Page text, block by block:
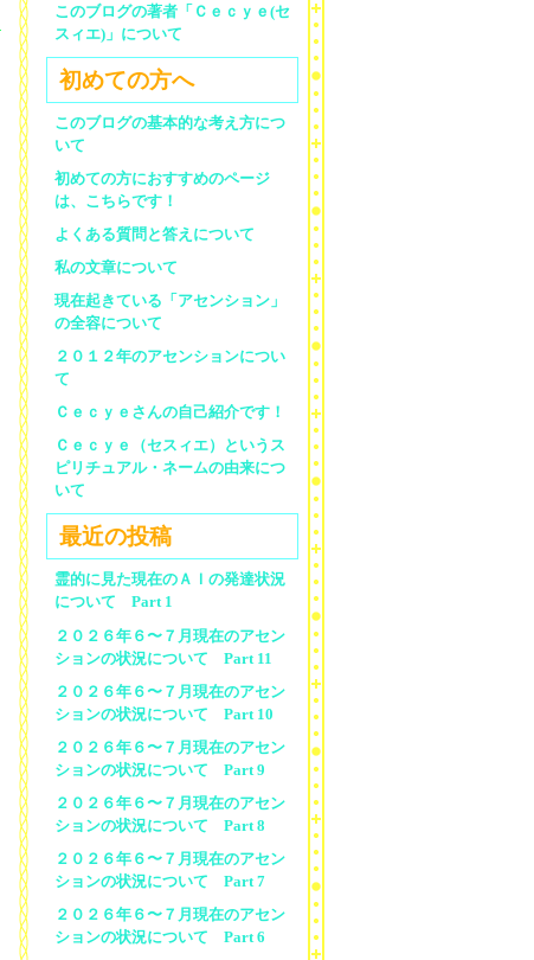
このブログの著者「Ｃｅｃｙｅ(セ
スィエ)」について
初めての方へ
このブログの基本的な考え方につ
いて
初めての方におすすめのページ
は、こちらです！
よくある質問と答えについて
私の文章について
現在起きている「アセンション」
の全容について
２０１２年のアセンションについ
て
Ｃｅｃｙｅさんの自己紹介です！
Ｃｅｃｙｅ（セスィエ）というス
ピリチュアル・ネームの由来につ
いて
最近の投稿
霊的に見た現在のＡＩの発達状況
について Part 1
２０２６年６〜７月現在のアセン
ションの状況について Part 11
２０２６年６〜７月現在のアセン
ションの状況について Part 10
２０２６年６〜７月現在のアセン
ションの状況について Part 9
２０２６年６〜７月現在のアセン
ションの状況について Part 8
２０２６年６〜７月現在のアセン
ションの状況について Part 7
２０２６年６〜７月現在のアセン
ションの状況について Part 6